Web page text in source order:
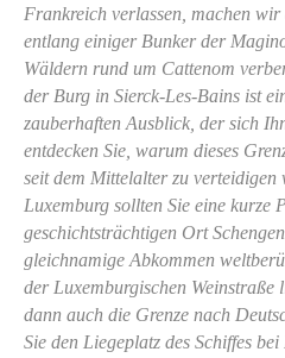
Frankreich verlassen, machen
entlang einiger Bunker der
Wäldern rund um Cattenom
der Burg in Sierck-Les-Bains ist
zauberhaften Ausblick, der sich
entdecken Sie, warum dieses
seit dem Mittelalter zu verteidigen
Luxemburg sollten Sie eine kurze
geschichtsträchtigen Ort
gleichnamige Abkommen
der Luxemburgischen Weinstraße
dann auch die Grenze nach
Sie den Liegeplatz des Schiffes bei